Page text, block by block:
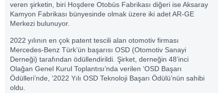
veren şirketin, biri Hoşdere Otobüs Fabrikası diğeri ise Aksaray
Kamyon Fabrikası bünyesinde olmak üzere iki adet AR-GE
Merkezi bulunuyor.
2022 yılının en çok patent tescili alan otomotiv firması
Mercedes-Benz Türk’ün başarısı OSD (Otomotiv Sanayi
Derneği) tarafından ödüllendirildi. Şirket, derneğin 48’inci
Olağan Genel Kurul Toplantısı’nda verilen ‘OSD Başarı
Ödülleri’nde, ‘2022 Yılı OSD Teknoloji Başarı Ödülü’nün sahibi
oldu.